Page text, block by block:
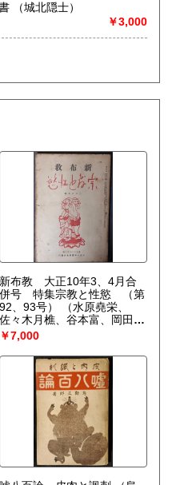
教訓 お伽百話 ポケットお伽叢書 （城北隠士）
￥3,000
新布教 大正10年3、4月合
併号 特集宗教と性慾 （第
92、93号）
（水原堯栄、
佐々木月樵、谷本富、岡田播
陽）
￥7,000